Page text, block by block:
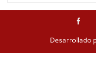
Desarrollado